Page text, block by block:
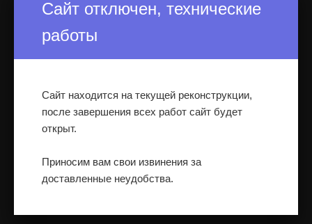
Сайт отключен, технические
работы
Сайт находится на текущей реконструкции,
после завершения всех работ сайт будет
открыт.
Приносим вам свои извинения за
доставленные неудобства.